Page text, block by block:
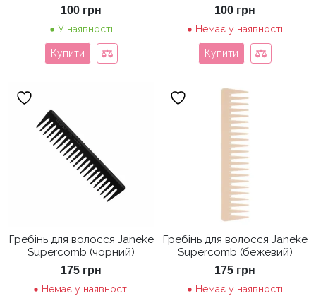
100 грн
У наявності
Купити
100 грн
Немає у наявності
Купити
Гребінь для волосся Janeke
Supercomb (чорний)
175 грн
Немає у наявності
Гребінь для волосся Janeke
Supercomb (бежевий)
175 грн
Немає у наявності